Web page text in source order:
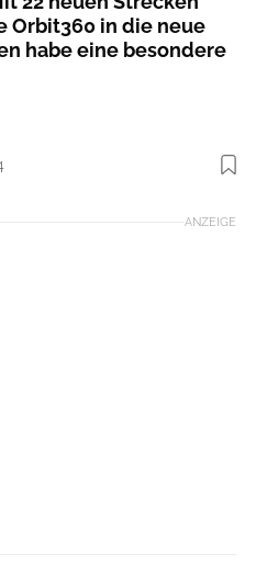
Orbit360 in die neue
habe eine besondere
Foto: Jakub Kopecky
ANZEIGE